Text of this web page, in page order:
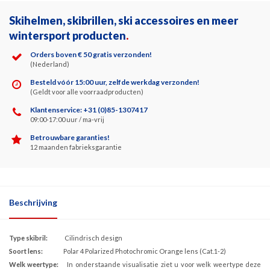
Skihelmen, skibrillen, ski accessoires en meer
wintersport producten.
Orders boven € 50 gratis verzonden!
(Nederland)
Besteld vóór 15:00 uur, zelfde werkdag verzonden!
(Geldt voor alle voorraadproducten)
Klantenservice: +31 (0)85-1307417
09:00-17:00 uur / ma-vrij
Betrouwbare garanties!
12 maanden fabrieksgarantie
Beschrijving
Type skibril: Cilindrisch design
Soort lens: Polar 4 Polarized Photochromic Orange lens (Cat.1-2)
Welk weertype: In onderstaande visualisatie ziet u voor welk weertype deze